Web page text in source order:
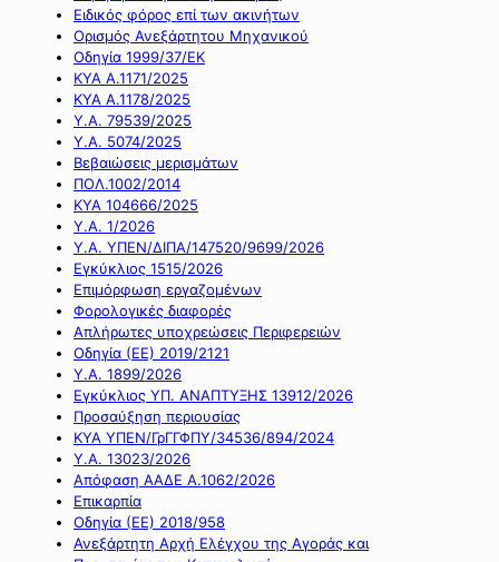
Ειδικός φόρος επί των ακινήτων
Ορισμός Ανεξάρτητου Μηχανικού
Οδηγία 1999/37/ΕΚ
ΚΥΑ Α.1171/2025
ΚΥΑ Α.1178/2025
Υ.Α. 79539/2025
Υ.Α. 5074/2025
Βεβαιώσεις μερισμάτων
ΠΟΛ.1002/2014
ΚΥΑ 104666/2025
Υ.Α. 1/2026
Υ.Α. ΥΠΕΝ/ΔΙΠΑ/147520/9699/2026
Εγκύκλιος 1515/2026
Επιμόρφωση εργαζομένων
Φορολογικές διαφορές
Απλήρωτες υποχρεώσεις Περιφερειών
Οδηγία (ΕΕ) 2019/2121
Υ.Α. 1899/2026
Εγκύκλιος ΥΠ. ΑΝΑΠΤΥΞΗΣ 13912/2026
Προσαύξηση περιουσίας
ΚΥΑ ΥΠΕΝ/ΓρΓΓΦΠΥ/34536/894/2024
Υ.Α. 13023/2026
Απόφαση ΑΑΔΕ Α.1062/2026
Επικαρπία
Οδηγία (ΕΕ) 2018/958
Ανεξάρτητη Αρχή Ελέγχου της Αγοράς και